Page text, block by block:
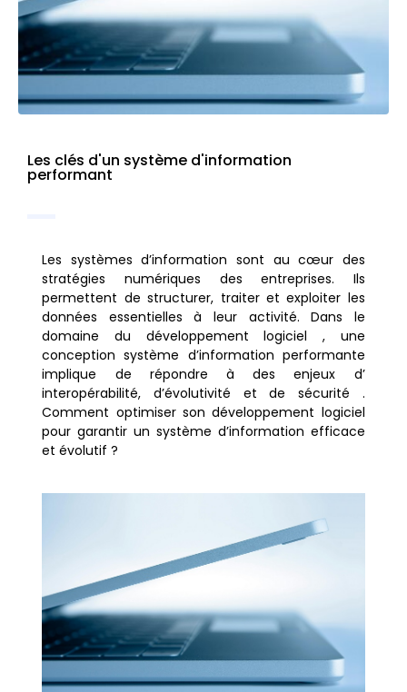
Les clés d'un système d'information
performant
Les systèmes d’information sont au cœur des
stratégies numériques des entreprises. Ils
permettent de structurer, traiter et exploiter les
données essentielles à leur activité. Dans le
domaine du développement logiciel , une
conception système d’information performante
implique de répondre à des enjeux d’
interopérabilité, d’évolutivité et de sécurité .
Comment optimiser son développement logiciel
pour garantir un système d’information efficace
et évolutif ?